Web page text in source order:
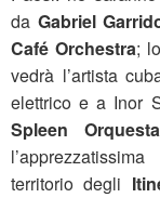
da Gabriel
Café Orchestra; lo
vedrà l’artista
elettrico e a Inor
Spleen
territorio degli